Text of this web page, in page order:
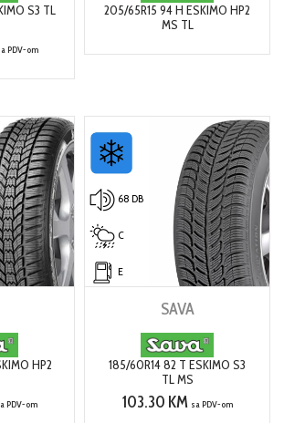
S3 TL
PDV-om
205/65R15 94 H ESKIMO HP2
MS TL
HP2
PDV-om
68 DB
C
E
SAVA
185/60R14 82 T ESKIMO S3
TL MS
103.30 KM sa PDV-om